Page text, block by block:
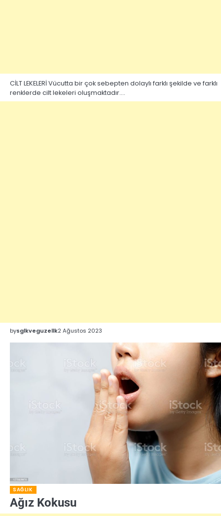
CİLT LEKELERİ Vücutta bir çok sebepten dolaylı farklı şekilde ve farklı
renklerde cilt lekeleri oluşmaktadır.…
bysglkveguzellk2 Ağustos 2023
SAĞLIK
Ağız Kokusu